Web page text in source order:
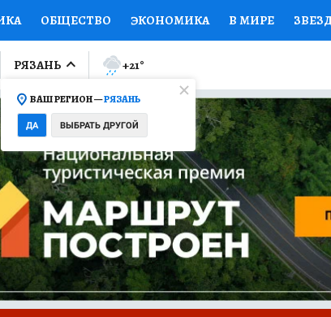
ОБЩЕСТВО ЭКОНОМИКА В МИРЕ
ПРОИСШЕСТВИЯ НАЦИОНАЛЬНЫЕ
ОТКРЫВАЕМ МИР Я ЗНАЮ СЕМЬЯ ЖЕНСКИЕ
СЕРИАЛЫ СПЕЦПРОЕКТЫ
КОЛЛЕКЦИИ КОНКУРСЫ РАБОТА У НАС
РЯЗАНЬ
ВАШ РЕГИОН —РЯЗАНЬ
ДА ВЫБРАТЬ ДРУГОЙ
+21°